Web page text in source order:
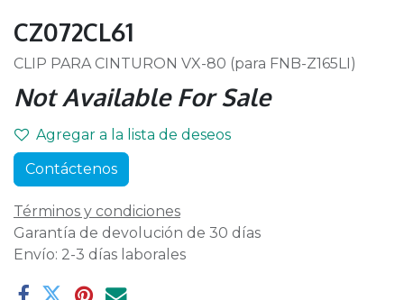
CZ072CL61
CLIP PARA CINTURON VX-80 (para FNB-Z165LI)
Not Available For Sale
Agregar a la lista de deseos
Contáctenos
Términos y condiciones
Garantía de devolución de 30 días
Envío: 2-3 días laborales